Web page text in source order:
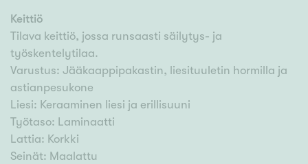
Keittiö
Tilava keittiö, jossa runsaasti säilytys- ja
työskentelytilaa.
Varustus: Jääkaappipakastin, liesituuletin hormilla ja
astianpesukone
Liesi: Keraaminen liesi ja erillisuuni
Työtaso: Laminaatti
Lattia: Korkki
Seinät: Maalattu